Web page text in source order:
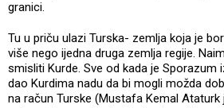
granici.
Tu u priču ulazi Turska- zemlja koja je
više nego ijedna druga zemlja regije.
smisliti Kurde. Sve od kada je Sporazum
dao Kurdima nadu da bi mogli možda
na račun Turske (Mustafa Kemal